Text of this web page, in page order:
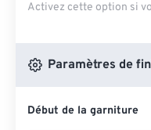
Activez cette option si
Paramètres de
Début de la garniture